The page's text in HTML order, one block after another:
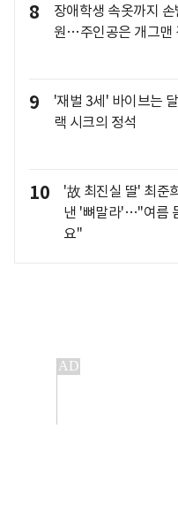
8
장애학생 속옷까지
원…주인공은 개그맨
9
'재벌 3세' 바이브는
랙 시크의 정석
10
'故 최진실 딸' 최준
낸 '뼈말라'…"여름
요"